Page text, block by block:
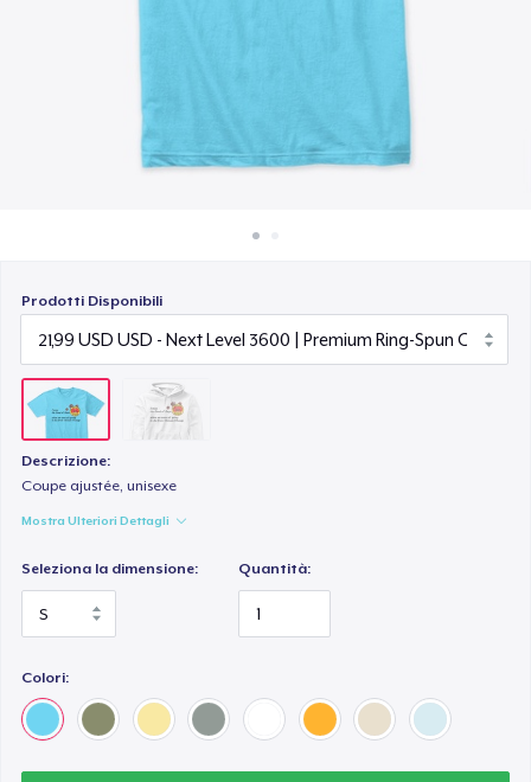
Prodotti Disponibili
Descrizione:
Coupe ajustée, unisexe
Mostra Ulteriori Dettagli
Seleziona la dimensione: Quantità:
Colori: